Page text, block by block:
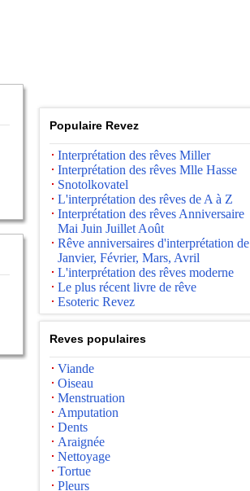
Populaire Revez
Interprétation des rêves Miller
Interprétation des rêves Mlle Hasse
Snotolkovatel
L'interprétation des rêves de A à Z
Interprétation des rêves Anniversaire
Mai Juin Juillet Août
Rêve anniversaires d'interprétation de
Janvier, Février, Mars, Avril
L'interprétation des rêves moderne
Le plus récent livre de rêve
Esoteric Revez
Reves populaires
Viande
Oiseau
Menstruation
Amputation
Dents
Araignée
Nettoyage
Tortue
Pleurs